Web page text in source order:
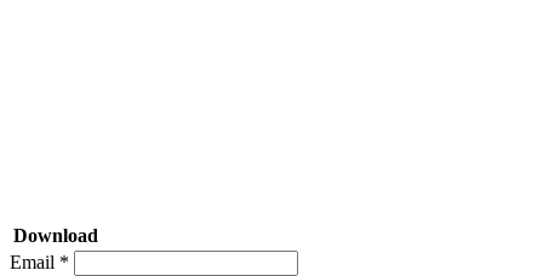
Download
Email *